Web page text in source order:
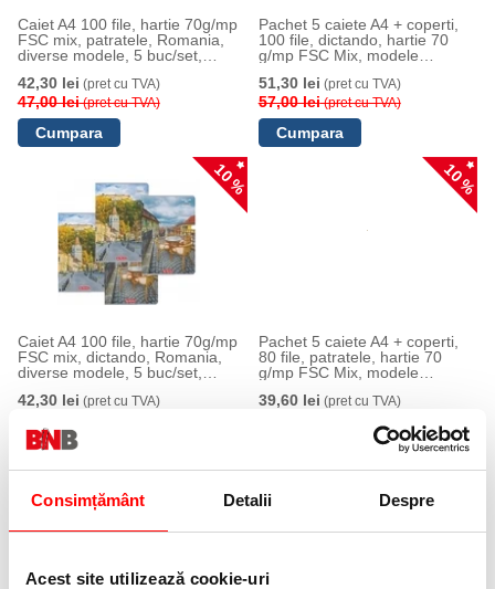
Consimțământ Detalii Despre
Acest site utilizează cookie-uri
Caiet A4 100 file, hartie 70g/mp
FSC mix, patratele, Romania,
diverse modele, 5 buc/set,
42,30 lei (pret cu TVA)
47,00 lei(pret cu TVA)
Pachet 5 caiete A4 + coperti,
100 file, dictando, hartie 70
g/mp FSC Mix, modele
51,30 lei (pret cu TVA)
57,00 lei(pret cu TVA)
10 %
Caiet A4 100 file, hartie 70g/mp
FSC mix, dictando, Romania,
diverse modele, 5 buc/set,
42,30 lei (pret cu TVA)
10 %
Pachet 5 caiete A4 + coperti,
80 file, patratele, hartie 70
g/mp FSC Mix, modele
39,60 lei (pret cu TVA)
10 %